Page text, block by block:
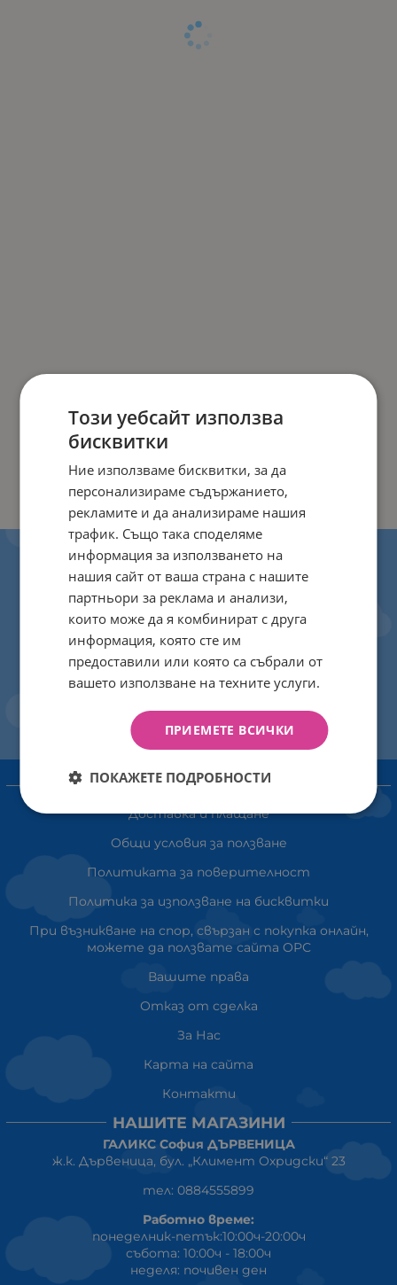
ИНФОРМАЦИЯ
Доставка и плащане
Общи условия за ползване
Политиката за поверителност
Политика за използване на бисквитки
При възникване на спор, свързан с покупка онлайн,
можете да ползвате сайта ОРС
Вашите права
Отказ от сделка
За Нас
Карта на сайта
Контакти
НАШИТЕ МАГАЗИНИ
ГАЛИКС София ДЪРВЕНИЦА
ж.к. Дървеница, бул. „Климент Охридски“ 23
тел: 0884555899
Работно време:
понеделник-петък:10:00ч-20:00ч
събота: 10:00ч - 18:00ч
неделя: почивен ден
Този уебсайт използва
бисквитки
Ние използваме бисквитки, за да
персонализираме съдържанието,
рекламите и да анализираме нашия
трафик. Също така споделяме
информация за използването на
нашия сайт от ваша страна с нашите
партньори за реклама и анализи,
които може да я комбинират с друга
информация, която сте им
предоставили или която са събрали от
вашето използване на техните услуги.
ПРИЕМЕТЕ ВСИЧКИ
ПОКАЖЕТЕ ПОДРОБНОСТИ